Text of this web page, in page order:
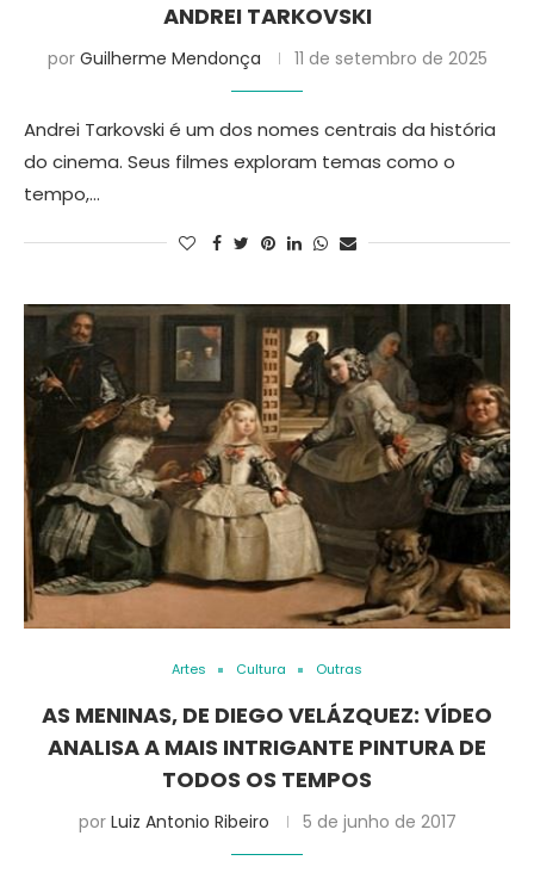
ANDREI TARKOVSKI
por Guilherme Mendonça 11 de setembro de 2025
Andrei Tarkovski é um dos nomes centrais da história
do cinema. Seus filmes exploram temas como o
tempo,…
Artes Cultura Outras
AS MENINAS, DE DIEGO VELÁZQUEZ: VÍDEO
ANALISA A MAIS INTRIGANTE PINTURA DE
TODOS OS TEMPOS
por Luiz Antonio Ribeiro 5 de junho de 2017